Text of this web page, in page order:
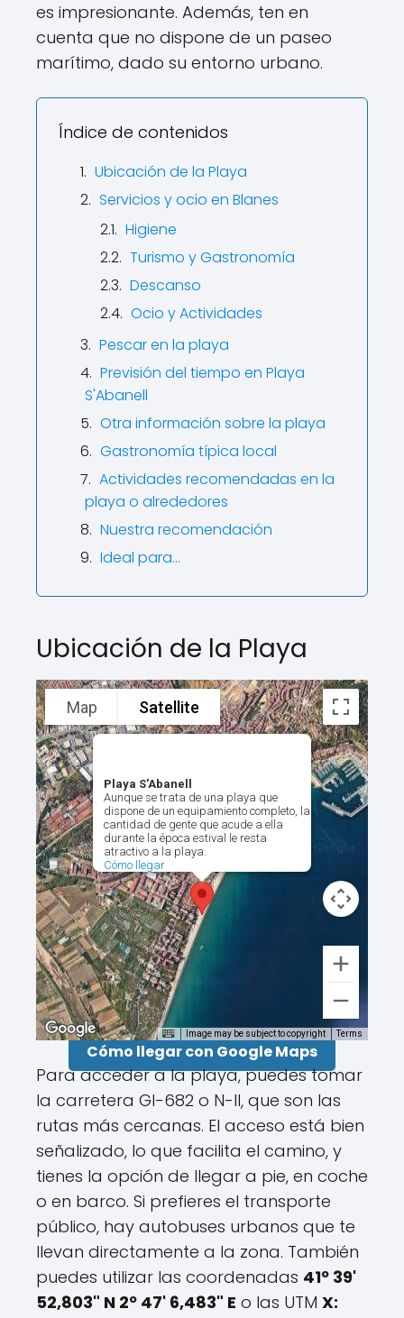
es impresionante. Además, ten en
cuenta que no dispone de un paseo
marítimo, dado su entorno urbano.
Índice de contenidos
Ubicación de la Playa
Servicios y ocio en Blanes
Higiene
Turismo y Gastronomía
Descanso
Ocio y Actividades
Pescar en la playa
Previsión del tiempo en Playa
S'Abanell
Otra información sobre la playa
Gastronomía típica local
Actividades recomendadas en la
playa o alrededores
Nuestra recomendación
Ideal para…
Ubicación de la Playa
Playa S'Abanell
Aunque se trata de una playa que
dispone de un equipamiento completo, la
cantidad de gente que acude a ella
durante la época estival le resta
atractivo a la playa.
Cómo llegar
Map Satellite
Image may be subject to copyright Terms
Cómo llegar con Google Maps
Para acceder a la playa, puedes tomar
la carretera GI-682 o N-II, que son las
rutas más cercanas. El acceso está bien
señalizado, lo que facilita el camino, y
tienes la opción de llegar a pie, en coche
o en barco. Si prefieres el transporte
público, hay autobuses urbanos que te
llevan directamente a la zona. También
puedes utilizar las coordenadas 41º 39'
52,803" N 2º 47' 6,483" E o las UTM X: